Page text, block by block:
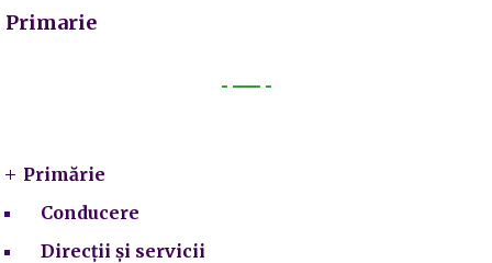
Primarie
Primărie
Conducere
Direcții și servicii